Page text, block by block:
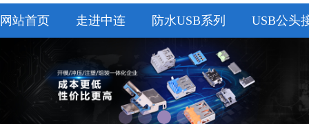
网站首页 走进中连 防水USB系列 USB公头